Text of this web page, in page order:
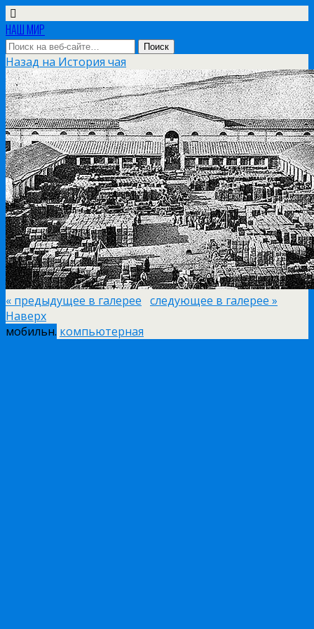
НАШ МИР
Назад на История чая
« предыдущее в галерее следующее в галерее »
Наверх
мобильн. компьютерная